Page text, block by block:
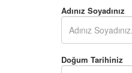
Adınız Soyadınız
Doğum Tarihiniz